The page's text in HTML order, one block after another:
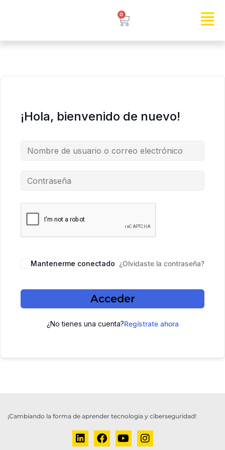
0
¡Hola, bienvenido de nuevo!
Mantenerme conectado ¿Olvidaste la contraseña?
Acceder
¿No tienes una cuenta?Regístrate ahora
¡Cambiando la forma de aprender tecnología y ciberseguridad!